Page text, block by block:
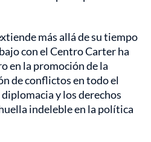
más allá de su tiempo
con el Centro Carter ha
en la promoción de la
de conflictos en todo el
y los derechos
indeleble en la política